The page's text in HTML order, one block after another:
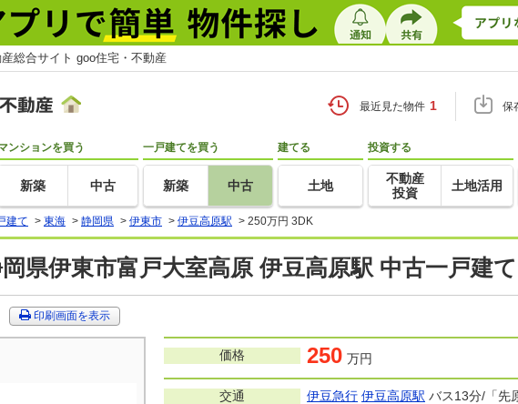
総合サイト goo住宅・不動産
最近見た物件 1 保
ンションを買う
新築 中古
一戸建てを買う
新築 中古
建てる
土地
投資する
不動産
投資
土地活用
建て > 東海 > 静岡県 > 伊東市 > 伊豆高原駅 > 250万円 3DK
県伊東市富戸大室高原 伊豆高原駅 中古一戸建
印刷画面を表示
価格 250 万円
交通 伊豆急行 伊豆高原駅 バス13分/「先